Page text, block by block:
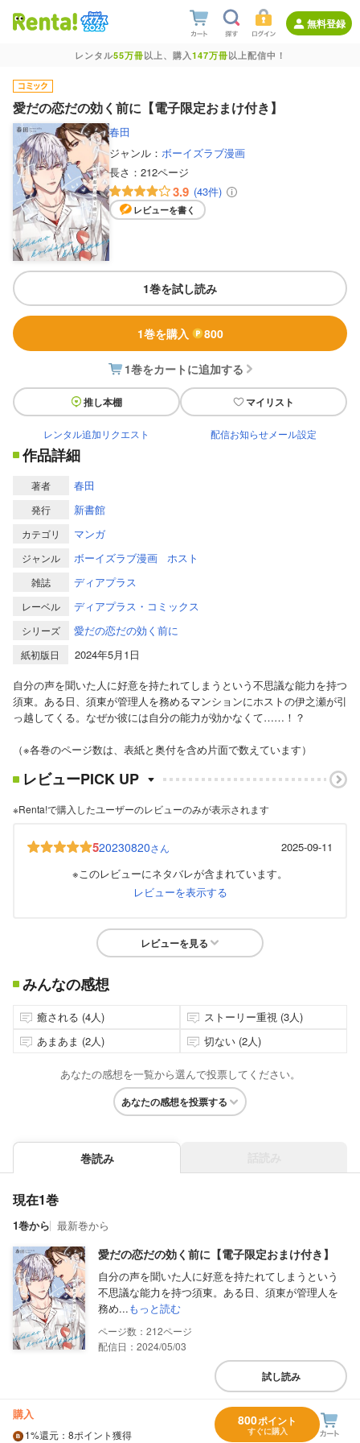
無料登録
レンタル55万冊以上、購入147万冊以上配信中！
愛だの恋だの効く前に【電子限定おまけ付き】
春田
ジャンル： ボーイズラブ漫画
長さ： 212ページ
3.9 (43件)
レビューを書く
1巻を試し読み
1巻を購入 800
1巻をカートに追加する
推し本棚 マイリスト
レンタル追加リクエスト 配信お知らせメール設定
作品詳細
著者 春田
発行 新書館
カテゴリ マンガ
ジャンル ボーイズラブ漫画 ホスト
雑誌 ディアプラス
レーベル ディアプラス・コミックス
シリーズ 愛だの恋だの効く前に
紙初版日
2024年5月1日
自分の声を聞いた人に好意を持たれてしまうという不思議な能力を持つ
須東。ある日、須東が管理人を務めるマンションにホストの伊之瀬が引
っ越してくる。なぜか彼には自分の能力が効かなくて……！？
（※各巻のページ数は、表紙と奥付を含め片面で数えています）
レビューPICK UP
※Renta!で購入したユーザーのレビューのみが表示されます
520230820さん
2025-09-11
※このレビューにネタバレが含まれています。
レビューを表示する
レビューを見る
みんなの感想
癒される (4人)
ストーリー重視 (3人)
あまあま (2人)
切ない (2人)
あなたの感想を一覧から選んで投票してください。
あなたの感想を投票する
巻読み
現在1巻
1巻から 最新巻から
愛だの恋だの効く前に【電子限定おまけ付き】
自分の声を聞いた人に好意を持たれてしまうという
不思議な能力を持つ須東。ある日、須東が管理人を
務め...もっと読む
212
配信日：2024/05/03
試し読み
購入
1%還元 ：8ポイント獲得
800ポイント
すぐに購入